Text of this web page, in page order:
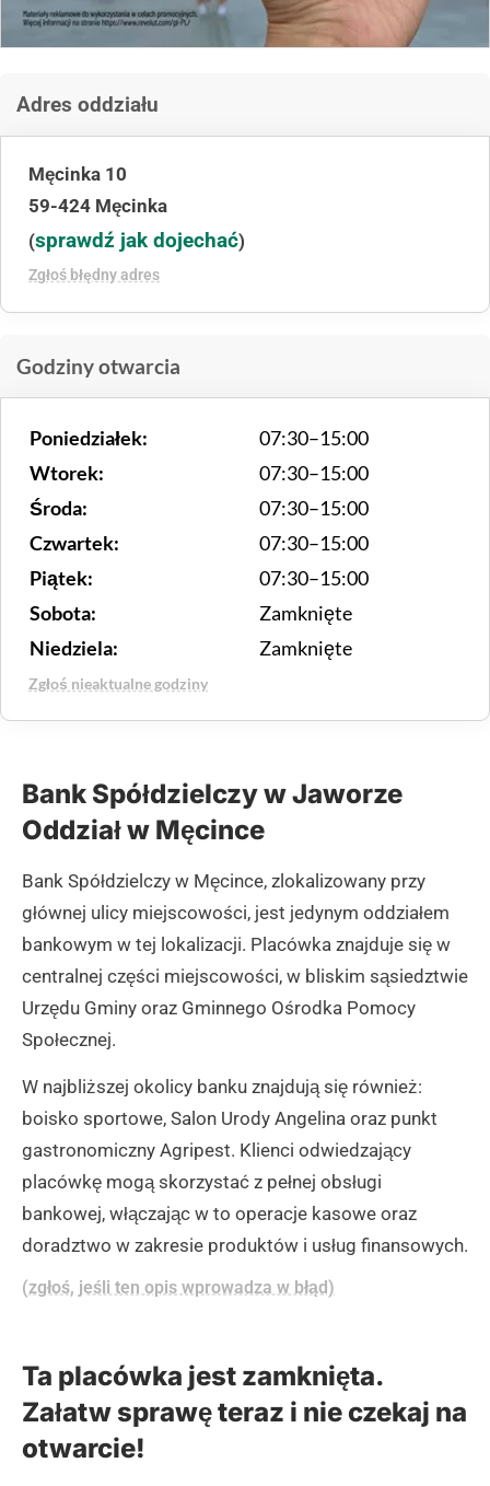
Adres oddziału
Męcinka 10
59-424 Męcinka
(sprawdź jak dojechać)
Zgłoś błędny adres
Godziny otwarcia
Poniedziałek:
07:30–15:00
Wtorek:
07:30–15:00
Środa:
07:30–15:00
Czwartek:
07:30–15:00
Piątek:
07:30–15:00
Sobota:
Zamknięte
Niedziela:
Zamknięte
Zgłoś nieaktualne godziny
Bank Spółdzielczy w Jaworze
Oddział w Męcince
Bank Spółdzielczy w Męcince, zlokalizowany przy
głównej ulicy miejscowości, jest jedynym oddziałem
bankowym w tej lokalizacji. Placówka znajduje się w
centralnej części miejscowości, w bliskim sąsiedztwie
Urzędu Gminy oraz Gminnego Ośrodka Pomocy
Społecznej.
W najbliższej okolicy banku znajdują się również:
boisko sportowe, Salon Urody Angelina oraz punkt
gastronomiczny Agripest. Klienci odwiedzający
placówkę mogą skorzystać z pełnej obsługi
bankowej, włączając w to operacje kasowe oraz
doradztwo w zakresie produktów i usług finansowych.
(zgłoś, jeśli ten opis wprowadza w błąd)
Ta placówka jest zamknięta.
Załatw sprawę teraz i nie czekaj na
otwarcie!